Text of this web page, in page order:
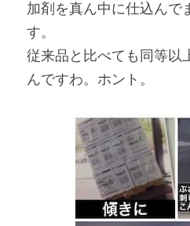
加剤を真ん中に仕込んで
す。
従来品と比べても同等以
んですわ。ホント。